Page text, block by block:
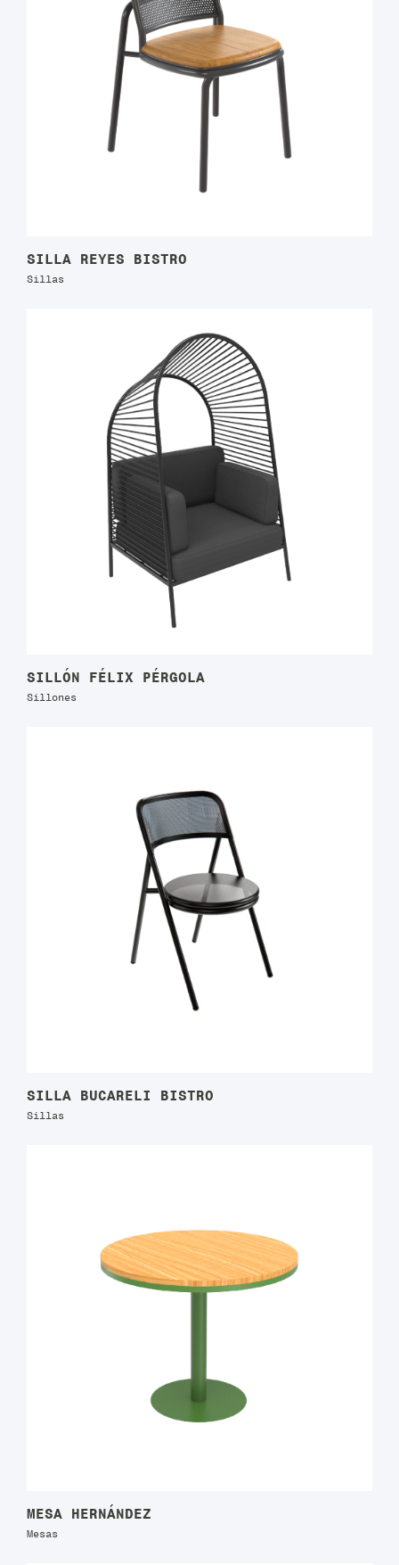
SILLA REYES BISTRO
Sillas
SILLÓN FÉLIX PÉRGOLA
Sillones
SILLA BUCARELI BISTRO
Sillas
MESA HERNÁNDEZ
Mesas